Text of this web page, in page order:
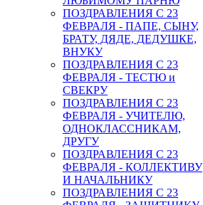
ПОЗДРАВЛЕНИЯ С 23
ФЕВРАЛЯ - ПАПЕ, СЫНУ,
БРАТУ, ДЯДЕ, ДЕДУШКЕ,
ВНУКУ
ПОЗДРАВЛЕНИЯ С 23
ФЕВРАЛЯ - ТЕСТЮ и
СВЕКРУ
ПОЗДРАВЛЕНИЯ С 23
ФЕВРАЛЯ - УЧИТЕЛЮ,
ОДНОКЛАССНИКАМ,
ДРУГУ
ПОЗДРАВЛЕНИЯ С 23
ФЕВРАЛЯ - КОЛЛЕКТИВУ
И НАЧАЛЬНИКУ
ПОЗДРАВЛЕНИЯ С 23